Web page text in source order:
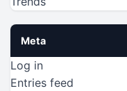
Meta
Log in
Entries feed